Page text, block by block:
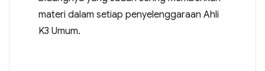
materi dalam setiap penyelenggaraan Ahli
K3 Umum.